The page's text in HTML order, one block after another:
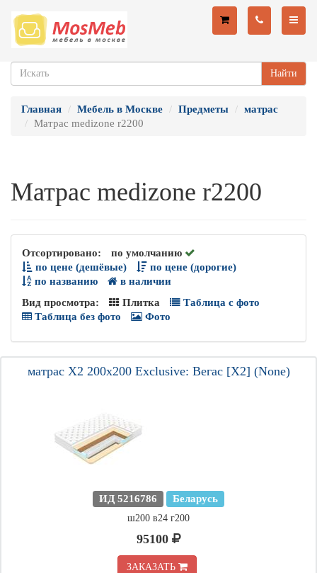
Найти
Главная Мебель в Москве Предметы
матрас
Матрас medizone r2200
Матрас medizone r2200
Отсортировано:
по умолчанию
по цене (дешёвые)
по цене (дорогие)
по названию
в наличии
Вид просмотра:
Плитка
Таблица с фото
Таблица без фото
Фото
матрас X2 200х200 Exclusive: Вегас [X2] (None)
ИД 5216786 Беларусь
ш200 в24 г200
95100
ЗАКАЗАТЬ